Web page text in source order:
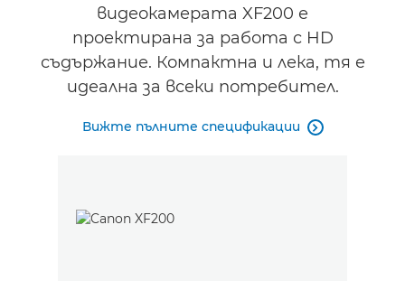
видеокамерата XF200 е
проектирана за работа с HD
съдържание. Компактна и лека, тя е
идеална за всеки потребител.
Вижте пълните спецификации 